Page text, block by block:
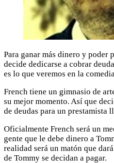
Para ganar más dinero y poder
decide dedicarse a cobrar
es lo que veremos en la
French tiene un gimnasio de
su mejor momento. Así que
de deudas para un prestamista
Oficialmente French será un
gente que le debe dinero a
realidad será un matón que
de Tommy se decidan a pagar.